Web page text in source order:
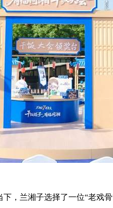
，兰湘子选择了一位“老